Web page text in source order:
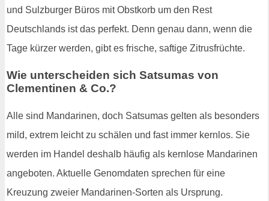
und Sulzburger Büros mit Obstkorb um den Rest
Deutschlands ist das perfekt. Denn genau dann, wenn die
Tage kürzer werden, gibt es frische, saftige Zitrusfrüchte.
Wie unterscheiden sich Satsumas von
Clementinen & Co.?
Alle sind Mandarinen, doch Satsumas gelten als besonders
mild, extrem leicht zu schälen und fast immer kernlos. Sie
werden im Handel deshalb häufig als kernlose Mandarinen
angeboten. Aktuelle Genomdaten sprechen für eine
Kreuzung zweier Mandarinen-Sorten als Ursprung.